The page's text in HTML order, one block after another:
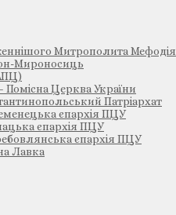
Митрополита Мефодія
Мироносиць
Помісна Церква України
Патріархат
єпархія ПЦУ
єпархія ПЦУ
єпархія ПЦУ
Лавка